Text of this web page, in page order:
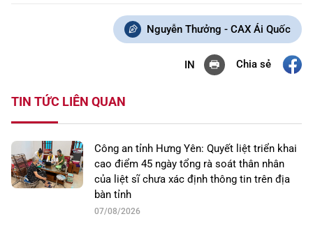
Nguyễn Thưởng - CAX Ái Quốc
IN Chia sẻ
TIN TỨC LIÊN QUAN
Công an tỉnh Hưng Yên: Quyết liệt triển khai
cao điểm 45 ngày tổng rà soát thân nhân
của liệt sĩ chưa xác định thông tin trên địa
bàn tỉnh
07/08/2026